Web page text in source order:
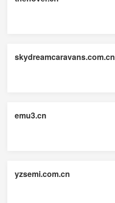
skydreamcaravans.com.cn
emu3.cn
yzsemi.com.cn